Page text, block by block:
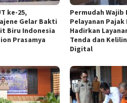
ke-25,
Gelar Bakti
Biru Indonesia
Prasamya
Permudah Wajib
Pelayanan Pajak
Hadirkan
Tenda dan
Digital